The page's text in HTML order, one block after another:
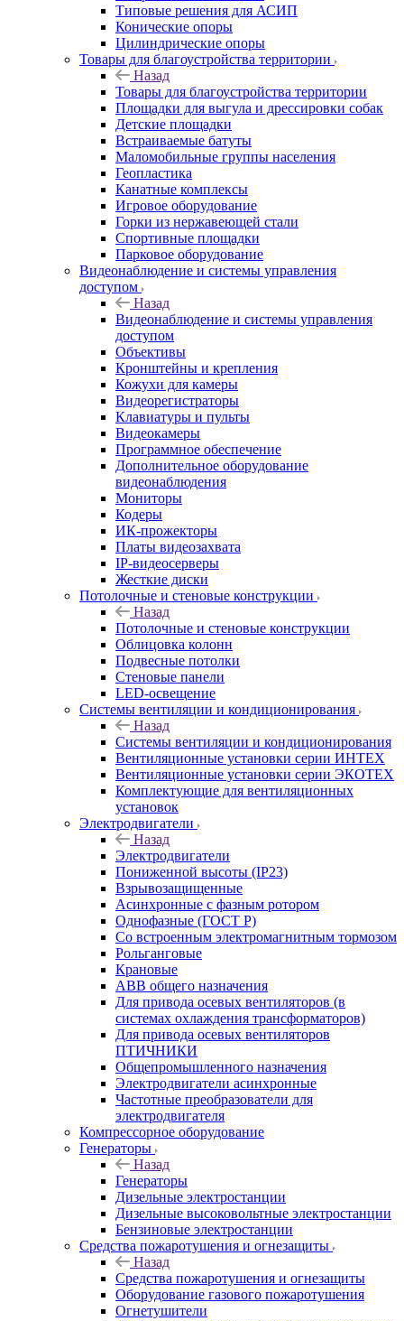
Типовые решения для АСИП
Конические опоры
Цилиндрические опоры
Товары для благоустройства территории
Назад
Товары для благоустройства территории
Площадки для выгула и дрессировки собак
Детские площадки
Встраиваемые батуты
Маломобильные группы населения
Геопластика
Канатные комплексы
Игровое оборудование
Горки из нержавеющей стали
Спортивные площадки
Парковое оборудование
Видеонаблюдение и системы управления
доступом
Назад
Видеонаблюдение и системы управления
доступом
Объективы
Кронштейны и крепления
Кожухи для камеры
Видеорегистраторы
Клавиатуры и пульты
Видеокамеры
Программное обеспечение
Дополнительное оборудование
видеонаблюдения
Мониторы
Кодеры
ИК-прожекторы
Платы видеозахвата
IP-видеосерверы
Жесткие диски
Потолочные и стеновые конструкции
Назад
Потолочные и стеновые конструкции
Облицовка колонн
Подвесные потолки
Стеновые панели
LED-освещение
Системы вентиляции и кондиционирования
Назад
Системы вентиляции и кондиционирования
Вентиляционные установки серии ИНТЕХ
Вентиляционные установки серии ЭКОТЕХ
Комплектующие для вентиляционных
установок
Электродвигатели
Назад
Электродвигатели
Пониженной высоты (IP23)
Взрывозащищенные
Асинхронные с фазным ротором
Однофазные (ГОСТ Р)
Со встроенным электромагнитным тормозом
Рольганговые
Крановые
АВВ общего назначения
Для привода осевых вентиляторов (в
системах охлаждения трансформаторов)
Для привода осевых вентиляторов
ПТИЧНИКИ
Общепромышленного назначения
Электродвигатели асинхронные
Частотные преобразователи для
электродвигателя
Компрессорное оборудование
Генераторы
Назад
Генераторы
Дизельные электростанции
Дизельные высоковольтные электростанции
Бензиновые электростанции
Средства пожаротушения и огнезащиты
Назад
Средства пожаротушения и огнезащиты
Оборудование газового пожаротушения
Огнетушители